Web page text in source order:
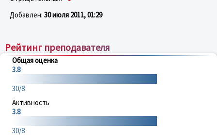
Добавлен: 30 июля 2011, 01:29
Рейтинг преподавателя
Общая оценка
3.8
30/8
Активность
3.8
30/8